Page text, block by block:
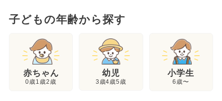
子どもの年齢から探す
赤ちゃん
0歳1歳2歳
幼児
3歳4歳5歳
小学生
6歳〜